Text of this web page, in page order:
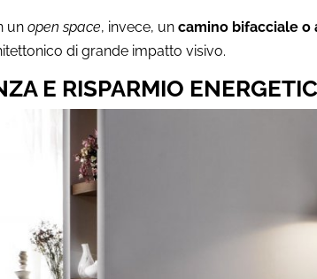
unopen space, invece, uncamino bifacciale o
di grande impatto visivo.
E RISPARMIO